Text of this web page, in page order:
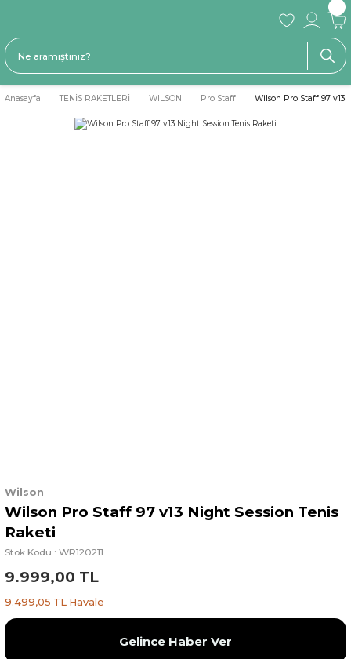
Anasayfa TENİS RAKETLERİ WILSON Pro Staff Wilson Pro Staff 97 v13
Wilson
Wilson Pro Staff 97 v13 Night Session Tenis
Raketi
Stok Kodu : WR120211
9.999,00 TL
9.499,05 TL Havale
Gelince Haber Ver